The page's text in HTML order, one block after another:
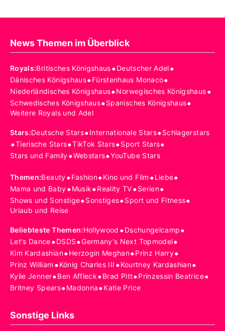
News Themen im Überblick
Royals:Britisches Königshaus•Deutscher Adel•
Dänisches Königshaus•Fürstenhaus Monaco•
Niederländisches Königshaus•Norwegisches Königshaus•
Schwedisches Königshaus•Spanisches Königshaus•
Weitere Royals und Adel
Stars:Deutsche Stars•Internationale Stars•Schlagerstars
•Tierische Stars•TikTok Stars•Sport Stars•
Stars und Family•Webstars•YouTube Stars
Themen:Beauty•Fashion•Kino und Film •Liebe•
Mama und Baby•Musik•Reality TV•Serien•
Shows und Sonstige•Sonstiges•Sport und Fitness•
Urlaub und Reise
Beliebteste Themen:Hollywood •Dschungelcamp•
Let's Dance•DSDS•Germany's Next Topmodel•
Kim Kardashian•Herzogin Meghan•Prinz Harry•
Prinz William •König Charles III •Kourtney Kardashian•
Kylie Jenner•Ben Affleck•Brad Pitt•Prinzessin Beatrice•
Britney Spears•Madonna•Katie Price
Sonstige Links